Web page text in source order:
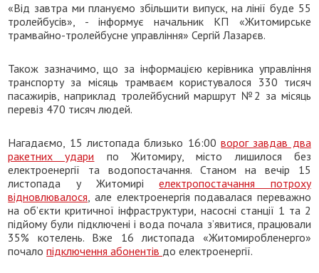
«Від завтра ми плануємо збільшити випуск, на лінії буде 55
тролейбусів», - інформує начальник КП «Житомирське
трамвайно-тролейбусне управління» Сергій Лазарєв.
Також зазначимо, що за інформацією керівника управління
транспорту за місяць трамваєм користувалося 330 тисяч
пасажирів, наприклад тролейбусний маршрут №2 за місяць
перевіз 470 тисяч людей.
Нагадаємо, 15 листопада близько 16:00ворог завдав два
ракетних удари по Житомиру, місто лишилося без
електроенергії та водопостачання. Станом на вечір 15
листопада у Житомиріелектропостачання потроху
відновлювалося, але електроенергія подавалася переважно
на об’єкти критичної інфраструктури, насосні станції 1 та 2
підйому були підключені і вода почала з’явитися, працювали
35% котелень. Вже 16 листопада «Житомиробленерго»
почалопідключення абонентів до електроенергії.